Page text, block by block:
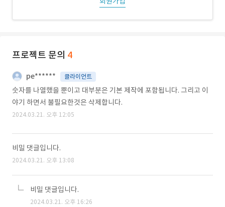
프로젝트 문의 4
pe****** 클라이언트
숫자를 나열했을 뿐이고 대부분은 기본 제작에 포함됩니다. 그리고 이
야기 하면서 불필요한것은 삭제합니다.
2024.03.21. 오후 12:05
비밀 댓글입니다.
2024.03.21. 오후 13:08
비밀 댓글입니다.
2024.03.21. 오후 16:26